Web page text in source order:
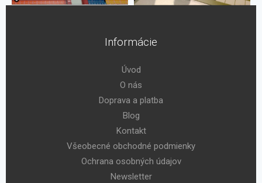
Informácie
Úvod
O nás
Doprava a platba
Blog
Kontakt
Všeobecné obchodné podmienky
Ochrana osobných údajov
Newsletter